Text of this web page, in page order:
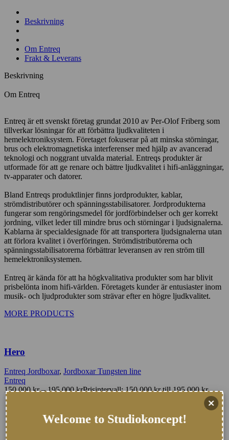
Beskrivning
Om Entreq
Frakt & Leverans
Beskrivning
Om Entreq
Entreq är ett svenskt företag grundat 2010 av Per-Olof Friberg som
tillverkar lösningar för att förbättra ljudkvaliteten i
hemelektroniksystem. Företaget fokuserar på att minska störningar,
brus och elektromagnetiska interferenser med hjälp av avancerad
teknologi och noggrant utvalda material. Entreqs produkter är
utformade för att ge renare och bättre ljudkvalitet i hifi-anläggningar,
tv-apparater och datorer.
Bland Entreqs produktlinjer finns jordprodukter, kablar,
strömdistributörer och spänningsstabilisatorer. Jordprodukterna
fungerar som rengöringsmedel för jordförbindelser och ger korrekt
jordning, vilket leder till mindre brus och störningar i ljudsignalerna.
Kablarna är specialdesignade för att transportera ljudsignalerna utan
att förlora kvalitet i överföringen. Strömdistributörerna och
spänningsstabilisatorerna förbättrar leveransen av ren ström till
hemelektroniksystemen.
Entreq är kända för att ha högkvalitativa produkter som har blivit
prisbelönta inom hifi-världen. Företagets kunder är entusiaster inom
musik- och ljudprodukter som strävar efter en högre ljudkvalitet.
MORE PRODUCTS
Hero
Entreq Jordboxar, Jordboxar Tungsten line
Entreq
150.000kr – 195.000krPrisintervall: 150.000 kr till 195.000 kr
:12.746 CHF- 16.569 CHF
15.780 $-20.513 $
Welcome to Studiokoncept!